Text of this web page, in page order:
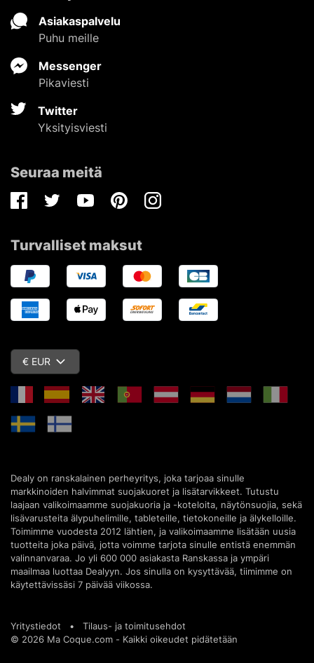
Asiakaspalvelu
Puhu meille
Messenger
Pikaviesti
Twitter
Yksityisviesti
Seuraa meitä
FacebookTwitterYoutubePinterestInstagram
Turvalliset maksut
€ EUR
Dealy on ranskalainen perheyritys, joka tarjoaa sinulle
markkinoiden halvimmat suojakuoret ja lisätarvikkeet. Tutustu
laajaan valikoimaamme suojakuoria ja -koteloita, näytönsuojia, sekä
lisävarusteita älypuhelimille, tableteille, tietokoneille ja älykelloille.
Toimimme vuodesta 2012 lähtien, ja valikoimaamme lisätään uusia
tuotteita joka päivä, jotta voimme tarjota sinulle entistä enemmän
valinnanvaraa. Jo yli 600 000 asiakasta Ranskassa ja ympäri
maailmaa luottaa Dealyyn. Jos sinulla on kysyttävää, tiimimme on
käytettävissäsi 7 päivää viikossa.
© 2026 Ma Coque.com - Kaikki oikeudet pidätetään
Yritystiedot • Tilaus- ja toimitusehdot